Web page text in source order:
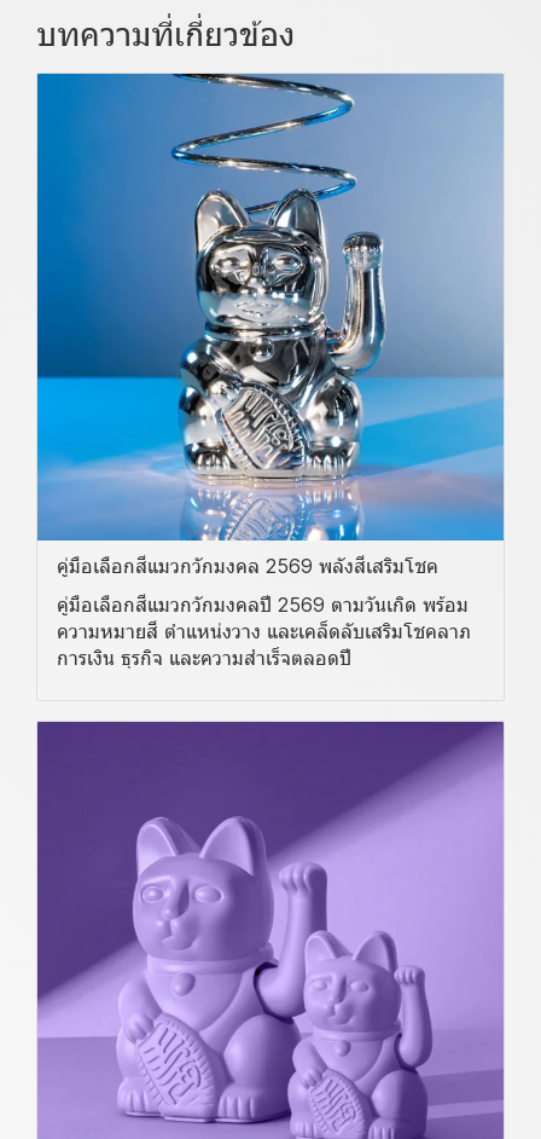
บทความที่เกี่ยวข้อง
คู่มือเลือกสีแมวกวักมงคล 2569 พลังสีเสริมโชค
คู่มือเลือกสีแมวกวักมงคลปี 2569 ตามวันเกิด พร้อม
ความหมายสี ตำแหน่งวาง และเคล็ดลับเสริมโชคลาภ
การเงิน ธุรกิจ และความสำเร็จตลอดปี